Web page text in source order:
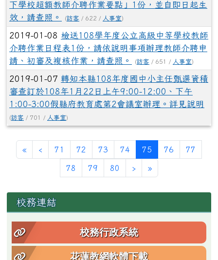
下學校超額教師介聘作業要點」1份，並自即日起生
效，請查照。
(訪客 / 622 / 人事室)
2019-01-08 檢送108學年度公立高級中等學校教師
介聘作業日程表1份，請依說明事項辦理教師介聘申
請、初審及複核作業，請查照。
(訪客 / 651 / 人事室)
2019-01-07 轉知本縣108年度國中小主任甄選資積
審查訂於108年1月22日上午9:00-12:00、下午
1:00-3:00假縣府教育處第2會議室辦理。詳見說明
(訪客 / 701 / 人事室)
«第一頁
‹ 上一頁
71 72 73 74 75 (目前頁次)
76 77
78 79 80 ›下一頁
»最後頁
左邊區域內容
校務連結
校務行政系統
花蓮教網軟體下載